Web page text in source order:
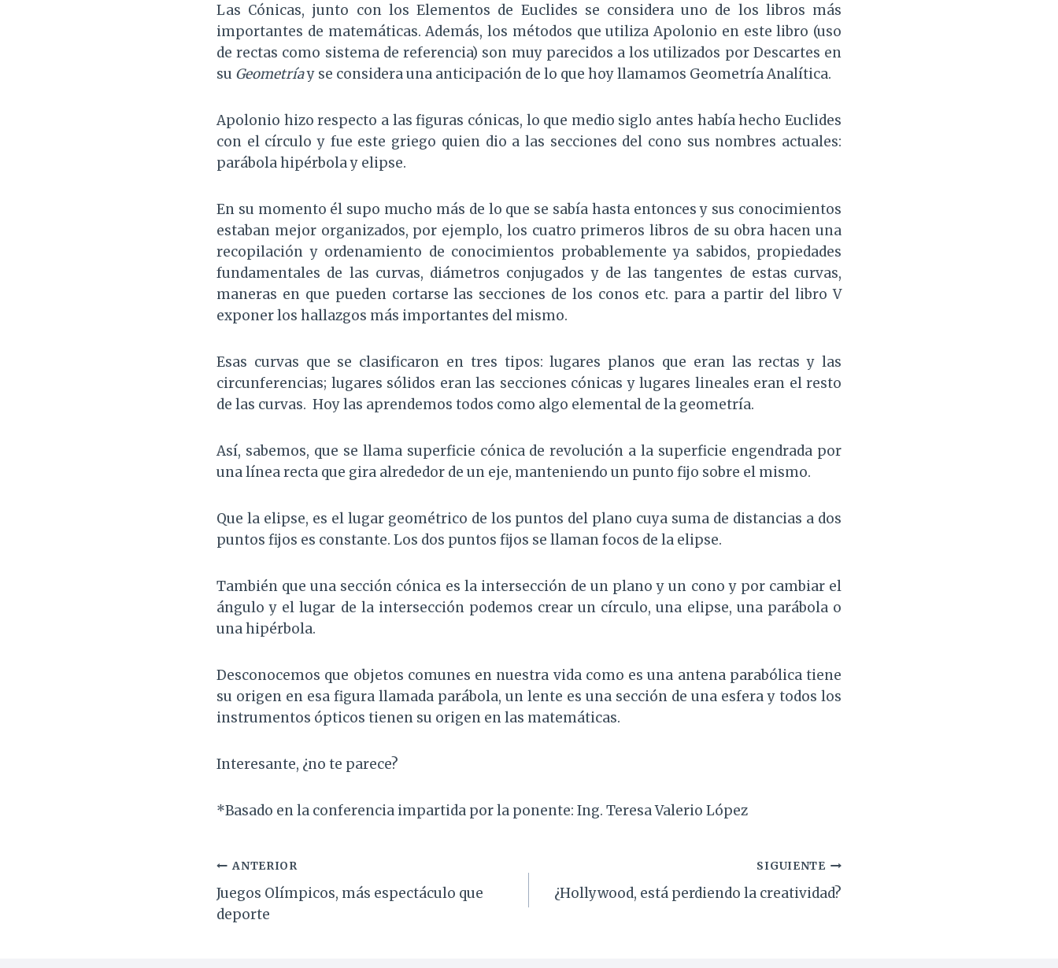
Las Cónicas, junto con los Elementos de Euclides se considera uno de los libros más
importantes de matemáticas. Además, los métodos que utiliza Apolonio en este libro (uso
de rectas como sistema de referencia) son muy parecidos a los utilizados por Descartes en
su Geometríay se considera una anticipación de lo que hoy llamamos Geometría Analítica.
Apolonio hizo respecto a las figuras cónicas, lo que medio siglo antes había hecho Euclides
con el círculo y fue este griego quien dio a las secciones del cono sus nombres actuales:
parábola hipérbola y elipse.
En su momento él supo mucho más de lo que se sabía hasta entonces y sus conocimientos
estaban mejor organizados, por ejemplo, los cuatro primeros libros de su obra hacen una
recopilación y ordenamiento de conocimientos probablemente ya sabidos, propiedades
fundamentales de las curvas, diámetros conjugados y de las tangentes de estas curvas,
maneras en que pueden cortarse las secciones de los conos etc. para a partir del libro V
exponer los hallazgos más importantes del mismo.
Esas curvas que se clasificaron en tres tipos: lugares planos que eran las rectas y las
circunferencias; lugares sólidos eran las secciones cónicas y lugares lineales eran el resto
de las curvas. Hoy las aprendemos todos como algo elemental de la geometría.
Así, sabemos, que se llama superficie cónica de revolución a la superficie engendrada por
una línea recta que gira alrededor de un eje, manteniendo un punto fijo sobre el mismo.
Que la elipse, es el lugar geométrico de los puntos del plano cuya suma de distancias a dos
puntos fijos es constante. Los dos puntos fijos se llaman focos de la elipse.
También que una sección cónica es la intersección de un plano y un cono y por cambiar el
ángulo y el lugar de la intersección podemos crear un círculo, una elipse, una parábola o
una hipérbola.
Desconocemos que objetos comunes en nuestra vida como es una antena parabólica tiene
su origen en esa figura llamada parábola, un lente es una sección de una esfera y todos los
instrumentos ópticos tienen su origen en las matemáticas.
Interesante, ¿no te parece?
*Basado en la conferencia impartida por la ponente: Ing. Teresa Valerio López
Navegación
de
ANTERIOR
Juegos Olímpicos, más espectáculo que
deporte
SIGUIENTE
¿Hollywood, está perdiendo la creatividad?